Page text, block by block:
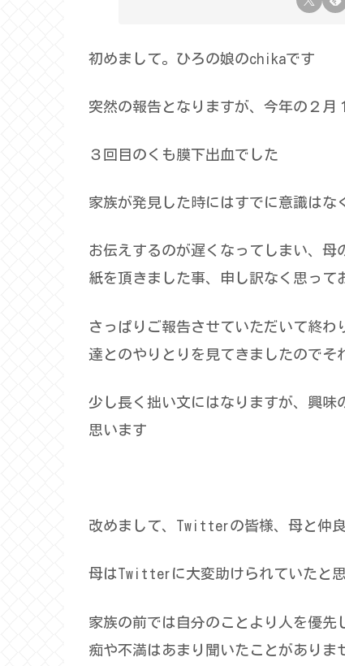
初めまして。ひろの娘のchikaです
突然の報告となりますが、今年の２月
３回目のくも膜下出血でした
家族が発見した時にはすでに意識はな
お伝えするのが遅くなってしまい、
紙を頂きました事、申し訳なく思って
さっぱりご報告させていただいて終
達とのやりとりを見てきましたので
少し長く拙い文にはなりますが、興味
思います
改めまして、Twitterの皆様、母と仲
母はTwitterに大変助けられていたと
家族の前では自分のことより人を優
痴や不満はあまり聞いたことがありま